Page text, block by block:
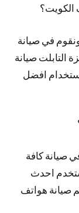
الكويت؟
في صيانة
التابلت صيانة
افضل
صيانة كافة
احدث
صيانة هواتف